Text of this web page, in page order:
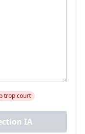
trop court
IA